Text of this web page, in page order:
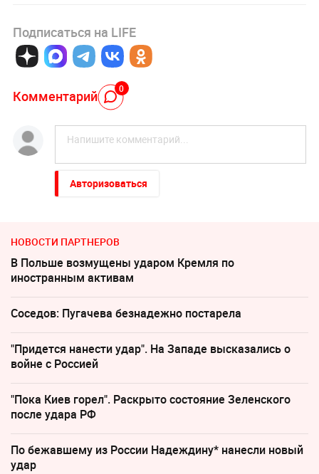
Подписаться на LIFE
Комментарий 0
Авторизоваться
НОВОСТИ ПАРТНЕРОВ
В Польше возмущены ударом Кремля по
иностранным активам
Соседов: Пугачева безнадежно постарела
"Придется нанести удар". На Западе высказались о
войне с Россией
"Пока Киев горел". Раскрыто состояние Зеленского
после удара РФ
По бежавшему из России Надеждину* нанесли новый
удар